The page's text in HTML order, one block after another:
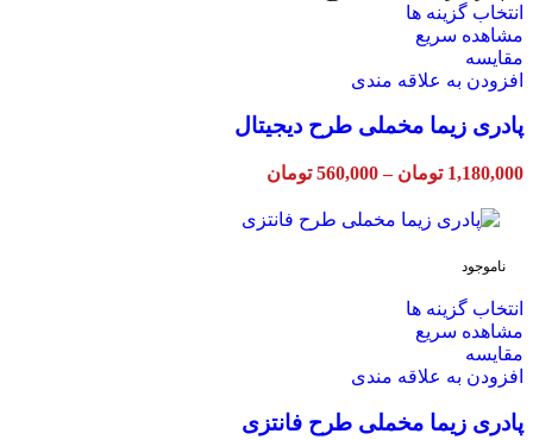
انتخاب گزینه ها
انواع
می
گزینه
ممکن
مشاهده سریع
مقایسه
افزودن به علاقه مندی
پادری زیما مخملی طرح دیجیتال
1,180,000 تومان –
560,000 تومان
through
ناموجود
انتخاب گزینه ها
انواع
می
مشاهده سریع
مقایسه
افزودن به علاقه مندی
پادری زیما مخملی طرح فانتزی